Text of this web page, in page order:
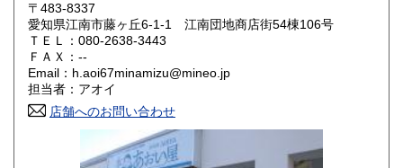
奈良県 0円 和歌山県
鳥取県
岡山県
0円
〒483-8337
愛知県江南市藤ヶ丘6-1-1 江南団地商店街54棟106号
ＴＥＬ：080-2638-3443
ＦＡＸ：--
Email：h.aoi67minamizu@mineo.jp
担当者：アオイ
店舗へのお問い合わせ